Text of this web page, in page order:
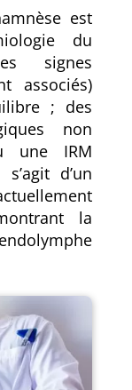
est
du
signes
associés)
; des
non
une IRM
d’un
la